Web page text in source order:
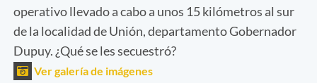
operativo llevado a cabo a unos 15 kilómetros al sur
de la localidad de Unión, departamento Gobernador
Dupuy. ¿Qué se les secuestró?
Ver galería de imágenes